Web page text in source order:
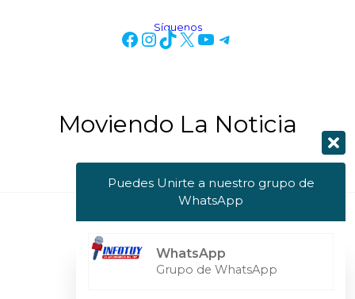
Síguenos
Moviendo La Noticia
Powered by Info Tuy
Puedes Unirte a nuestro grupo de
WhatsApp
WhatsApp
Grupo de WhatsApp